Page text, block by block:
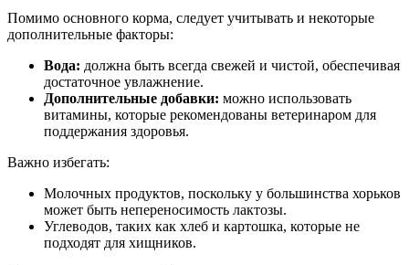
Помимо основного корма, следует учитывать и некоторые
дополнительные факторы:
Вода: должна быть всегда свежей и чистой, обеспечивая
достаточное увлажнение.
Дополнительные добавки: можно использовать
витамины, которые рекомендованы ветеринаром для
поддержания здоровья.
Важно избегать:
Молочных продуктов, поскольку у большинства хорьков
может быть непереносимость лактозы.
Углеводов, таких как хлеб и картошка, которые не
подходят для хищников.